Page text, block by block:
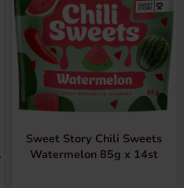
Sweet Story Chili Sweets
Watermelon 85g x 14st